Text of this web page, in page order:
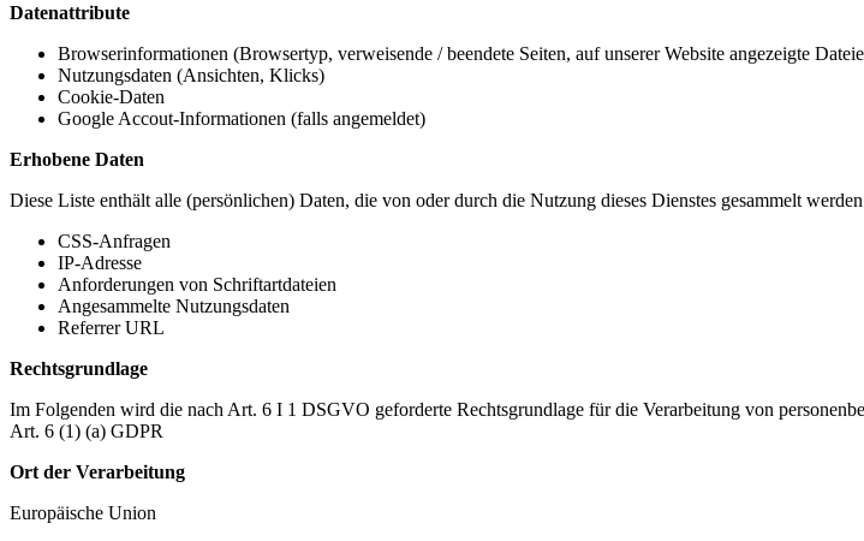
Datenattribute
Browserinformationen (Browsertyp, verweisende / beendete Seiten, auf unserer Website angezeigte
Nutzungsdaten (Ansichten, Klicks)
Cookie-Daten
Google Accout-Informationen (falls angemeldet)
Erhobene Daten
Diese Liste enthält alle (persönlichen) Daten, die von oder durch die Nutzung dieses Dienstes gesammelt
CSS-Anfragen
IP-Adresse
Anforderungen von Schriftartdateien
Angesammelte Nutzungsdaten
Referrer URL
Rechtsgrundlage
Im Folgenden wird die nach Art. 6 I 1 DSGVO geforderte Rechtsgrundlage für die Verarbeitung von
Art. 6 (1) (a) GDPR
Ort der Verarbeitung
Europäische Union